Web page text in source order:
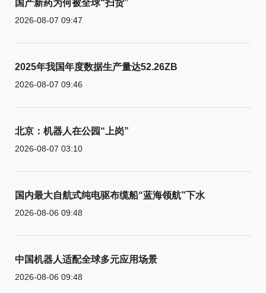
国产新药为何被全球“扫货”
2026-08-07 09:47
2025年我国年度数据生产量达52.26ZB
2026-08-07 09:46
北京：机器人在公园“上岗”
2026-08-07 03:10
国内最大自航式纯电驱布缆船“蓝海领航”下水
2026-08-06 09:48
中国机器人适配全球多元应用场景
2026-08-06 09:48